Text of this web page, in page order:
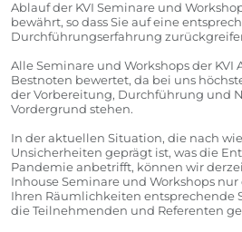
Ablauf der KVI Seminare und
bewährt, so dass Sie auf eine
Durchführungserfahrung
Alle Seminare und Workshops der KVI
Bestnoten bewertet, da bei uns
der Vorbereitung, Durchführung und
Vordergrund stehen.
In der aktuellen Situation, die nach
Unsicherheiten geprägt ist, was die
Pandemie anbetrifft, können wir
Inhouse Seminare und Workshops
Ihren Räumlichkeiten entsprechende
die Teilnehmenden und Referenten